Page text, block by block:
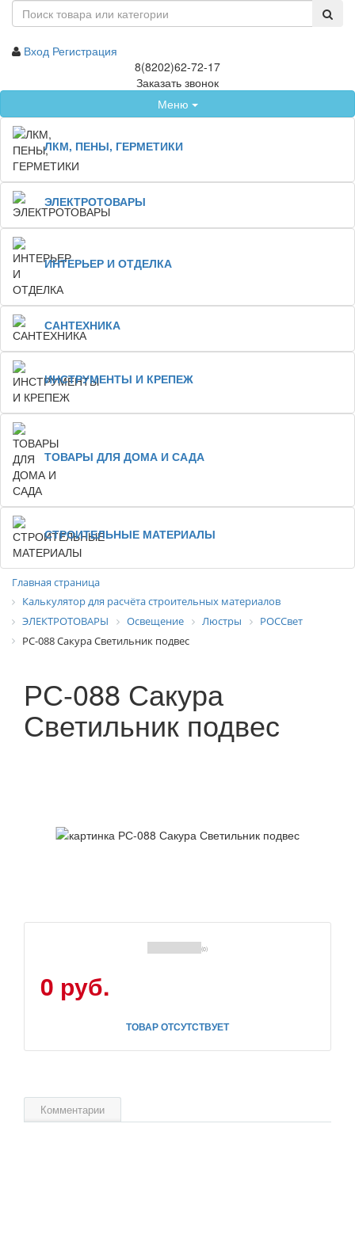
Вход Регистрация
8(8202)62-72-17
Заказать звонок
Меню
ЛКМ, ПЕНЫ, ГЕРМЕТИКИ
ЭЛЕКТРОТОВАРЫ
ИНТЕРЬЕР И ОТДЕЛКА
САНТЕХНИКА
ИНСТРУМЕНТЫ И КРЕПЕЖ
ТОВАРЫ ДЛЯ ДОМА И САДА
СТРОИТЕЛЬНЫЕ МАТЕРИАЛЫ
Главная страница
Калькулятор для расчёта строительных материалов
ЭЛЕКТРОТОВАРЫ
Освещение Люстры
РОССвет
РС-088 Сакура Светильник подвес
РС-088 Сакура
Светильник подвес
(0)
0 руб.
ТОВАР ОТСУТСТВУЕТ
Комментарии